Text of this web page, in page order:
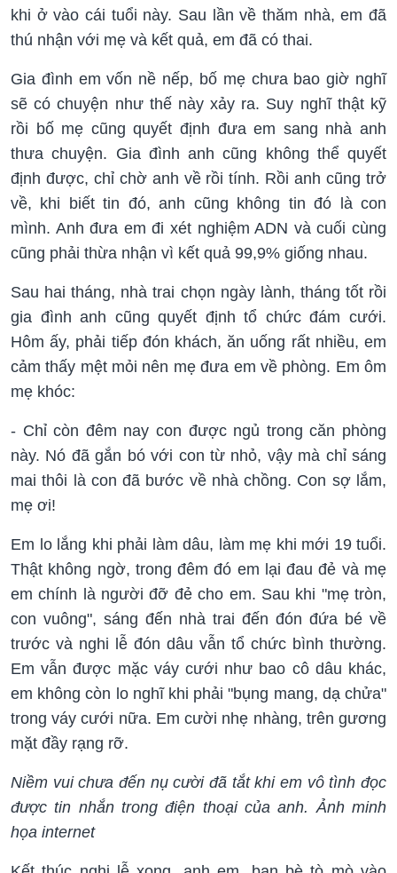
khi ở vào cái tuổi này. Sau lần về thăm nhà, em đã
thú nhận với mẹ và kết quả, em đã có thai.
Gia đình em vốn nề nếp, bố mẹ chưa bao giờ nghĩ
sẽ có chuyện như thế này xảy ra. Suy nghĩ thật kỹ
rồi bố mẹ cũng quyết định đưa em sang nhà anh
thưa chuyện. Gia đình anh cũng không thể quyết
định được, chỉ chờ anh về rồi tính. Rồi anh cũng trở
về, khi biết tin đó, anh cũng không tin đó là con
mình. Anh đưa em đi xét nghiệm ADN và cuối cùng
cũng phải thừa nhận vì kết quả 99,9% giống nhau.
Sau hai tháng, nhà trai chọn ngày lành, tháng tốt rồi
gia đình anh cũng quyết định tổ chức đám cưới.
Hôm ấy, phải tiếp đón khách, ăn uống rất nhiều, em
cảm thấy mệt mỏi nên mẹ đưa em về phòng. Em ôm
mẹ khóc:
- Chỉ còn đêm nay con được ngủ trong căn phòng
này. Nó đã gắn bó với con từ nhỏ, vậy mà chỉ sáng
mai thôi là con đã bước về nhà chồng. Con sợ lắm,
mẹ ơi!
Em lo lắng khi phải làm dâu, làm mẹ khi mới 19 tuổi.
Thật không ngờ, trong đêm đó em lại đau đẻ và mẹ
em chính là người đỡ đẻ cho em. Sau khi "mẹ tròn,
con vuông", sáng đến nhà trai đến đón đứa bé về
trước và nghi lễ đón dâu vẫn tổ chức bình thường.
Em vẫn được mặc váy cưới như bao cô dâu khác,
em không còn lo nghĩ khi phải "bụng mang, dạ chửa"
trong váy cưới nữa. Em cười nhẹ nhàng, trên gương
mặt đầy rạng rỡ.
Niềm vui chưa đến nụ cười đã tắt khi em vô tình đọc
được tin nhắn trong điện thoại của anh. Ảnh minh
họa internet